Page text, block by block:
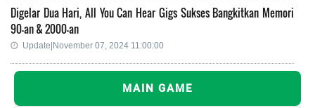
Digelar Dua Hari, All You Can Hear Gigs Sukses Bangkitkan Memori
90-an & 2000-an
Update|November 07, 2024 11:00:00
MAIN GAME